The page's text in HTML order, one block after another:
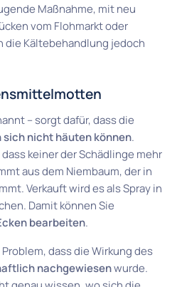
Maßnahme, mit neu
vom Flohmarkt oder
die Kältebehandlung jedoch
– sorgt dafür, dass die
nicht häuten können.
keiner der Schädlinge mehr
aus dem Niembaum, der in
Verkauft wird es als Spray in
Damit können Sie
bearbeiten.
dass die Wirkung des
nachgewiesenwurde.